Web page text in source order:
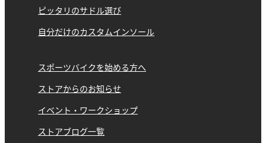
ピッタリのサドル選び
自分だけのカスタムインソール
スポーツバイクを始める方へ
ストアからのお知らせ
イベント・ワークショップ
ストアブログ一覧